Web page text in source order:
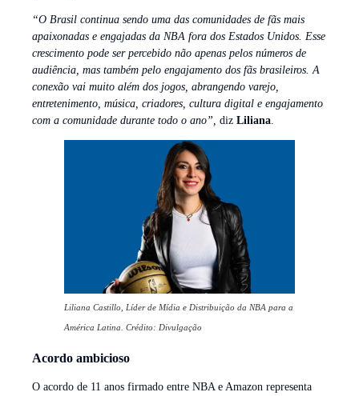
“O Brasil continua sendo uma das comunidades de fãs mais
apaixonadas e engajadas da NBA fora dos Estados Unidos. Esse
crescimento pode ser percebido não apenas pelos números de
audiência, mas também pelo engajamento dos fãs brasileiros. A
conexão vai muito além dos jogos, abrangendo varejo,
entretenimento, música, criadores, cultura digital e engajamento
com a comunidade durante todo o ano”, diz Liliana
Liliana Castillo, Líder de Mídia e Distribuição da NBA para a
América Latina. Crédito: Divulgação
Acordo ambicioso
O acordo de 11 anos firmado entre NBA e Amazon representa